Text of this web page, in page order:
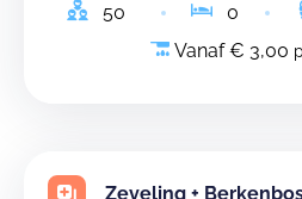
50 0
Vanaf € 3,00
Zeveling +